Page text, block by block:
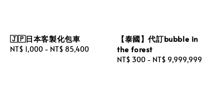
🇯🇵日本客製化包車
Regular
NT$ 1,000 - NT$ 85,400
【泰國】代訂bubble in
the forest
Regular
NT$ 300 - NT$ 9,999,999